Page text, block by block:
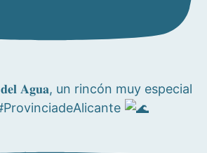
𝐝𝐞𝐥 𝐀𝐠𝐮𝐚, un rincón muy especial